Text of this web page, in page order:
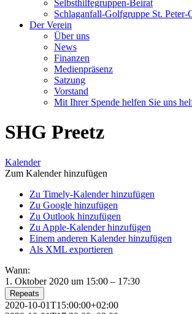
Selbsthilfegruppen-Beirat
Schlaganfall-Golfgruppe St. Peter-
Der Verein
Über uns
News
Finanzen
Medienpräsenz
Satzung
Vorstand
Mit Ihrer Spende helfen Sie uns
SHG Preetz
Kalender
Zum Kalender hinzufügen
Zu Timely-Kalender hinzufügen
Zu Google hinzufügen
Zu Outlook hinzufügen
Zu Apple-Kalender hinzufügen
Einem anderen Kalender hinzufügen
Als XML exportieren
Wann:
1. Oktober 2020 um 15:00 – 17:30
Repeats
2020-10-01T15:00:00+02:00